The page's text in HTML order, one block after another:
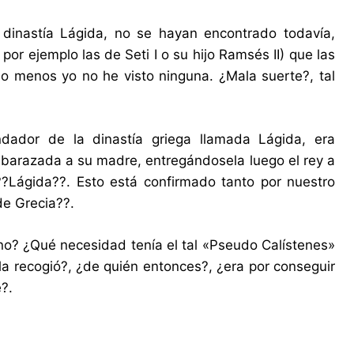
Lágida, no se hayan encontrado todavía,
ejemplo las de Seti I o su hijo Ramsés II) que las
menos yo no he visto ninguna. ¿Mala suerte?, tal
de la dinastía griega llamada Lágida, era
a su madre, entregándosela luego el rey a
Esto está confirmado tanto por nuestro
Grecia??.
¿Qué necesidad tenía el tal «Pseudo Calístenes»
recogió?, ¿de quién entonces?, ¿era por conseguir